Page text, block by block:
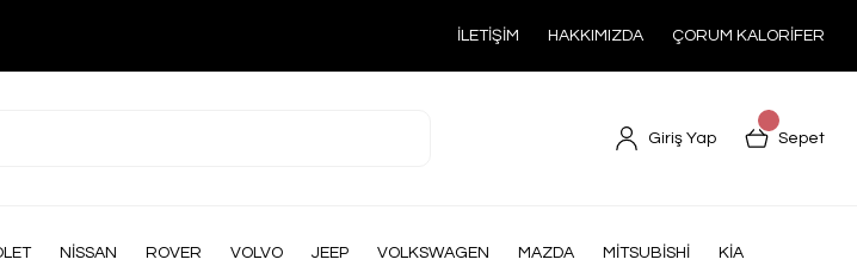
İLETİŞİM HAKKIMIZDA ÇORUM KALORİFER
Giriş Yap Sepet
NİSSAN ROVER VOLVO JEEP VOLKSWAGEN MAZDA MİTSUBİSHİ KİA